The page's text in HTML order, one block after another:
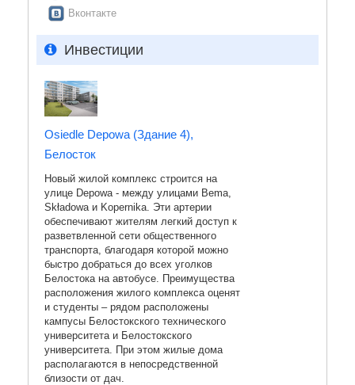
Вконтакте
Инвестиции
Osiedle Depowa (Здание 4),
Белосток
Новый жилой комплекс строится на
улице Depowa - между улицами Bema,
Składowa и Kopernika. Эти артерии
обеспечивают жителям легкий доступ к
разветвленной сети общественного
транспорта, благодаря которой можно
быстро добраться до всех уголков
Белостока на автобусе. Преимущества
расположения жилого комплекса оценят
и студенты – рядом расположены
кампусы Белостокского технического
университета и Белостокского
университета. При этом жилые дома
располагаются в непосредственной
близости от дач.